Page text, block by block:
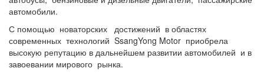
автомобили.
С помощью новаторских достижений в областях
современных технологий SsangYong Motor приобрела
высокую репутацию в дальнейшем развитии автомобилей и в
завоевании мирового рынка.